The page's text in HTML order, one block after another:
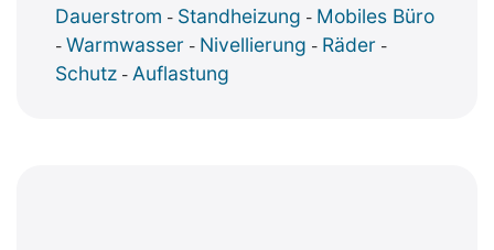
Dauerstrom - Standheizung - Mobiles Büro
- Warmwasser - Nivellierung - Räder -
Schutz - Auflastung